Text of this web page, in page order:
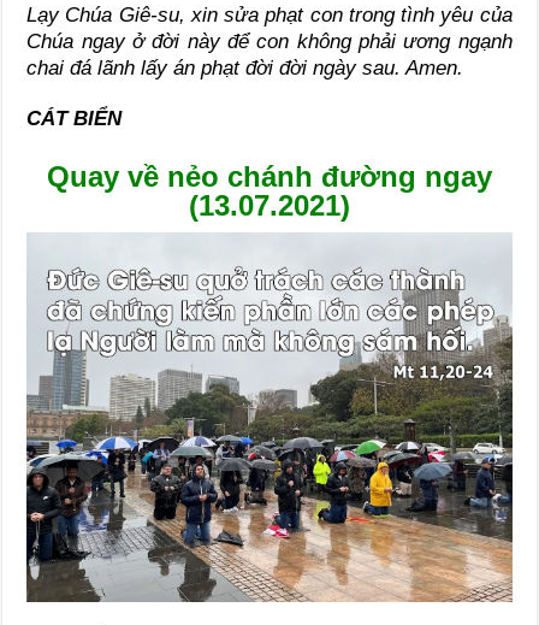
Lạy Chúa Giê-su, xin sửa phạt con trong tình yêu của
Chúa ngay ở đời này để con không phải ương ngạnh
chai đá lãnh lấy án phạt đời đời ngày sau. Amen.
CÁT BIỂN
Quay về nẻo chánh đường ngay
(13.07.2021)